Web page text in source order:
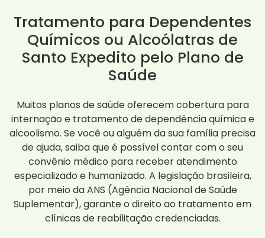
Tratamento para Dependentes
Químicos ou Alcoólatras de
Santo Expedito pelo Plano de
Saúde
Muitos planos de saúde oferecem cobertura para
internação e tratamento de dependência química e
alcoolismo. Se você ou alguém da sua família precisa
de ajuda, saiba que é possível contar com o seu
convênio médico para receber atendimento
especializado e humanizado. A legislação brasileira,
por meio da ANS (Agência Nacional de Saúde
Suplementar), garante o direito ao tratamento em
clínicas de reabilitação credenciadas.